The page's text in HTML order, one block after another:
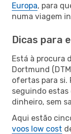
Europa, para
numa viagem
Dicas para
Está à procura
Dortmund
ofertas para si.
seguindo estas
dinheiro, sem
Aqui estão
voos low cost